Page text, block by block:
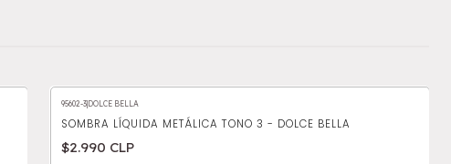
95602-3| DOLCE BELLA
SOMBRA LÍQUIDA METÁLICA TONO 3 - DOLCE BELLA
$2.990 CLP